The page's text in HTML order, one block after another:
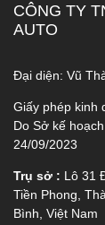
CÔNG TY
AUTO
Đại diện: Vũ
Giấy phép kinh
Do Sở kế
24/09/2023
Trụ sở : Lô 31
Tiền Phong,
Bình, Việt Nam